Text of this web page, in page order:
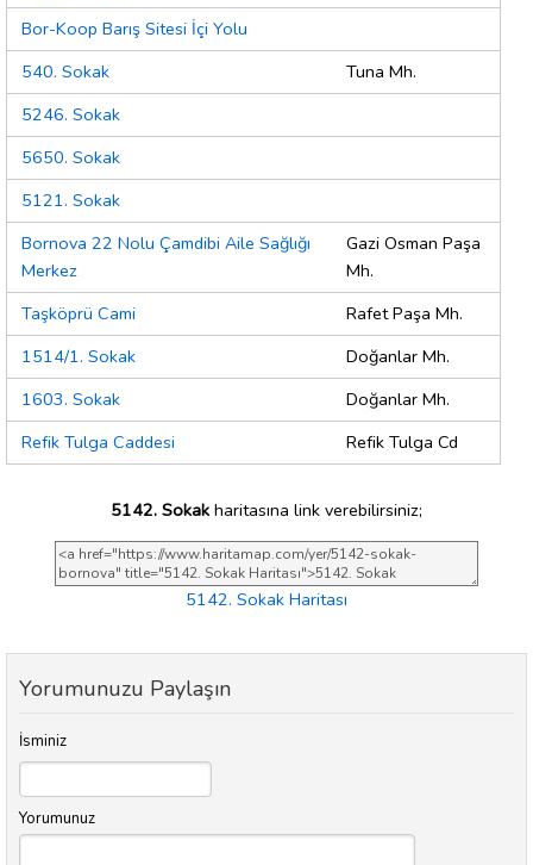
Bor-Koop Barış Sitesi İçi Yolu
540. Sokak
Tuna Mh.
5246. Sokak
5650. Sokak
5121. Sokak
Bornova 22 Nolu Çamdibi Aile Sağlığı
Merkez
Gazi Osman Paşa
Mh.
Taşköprü Cami
Rafet Paşa Mh.
1514/1. Sokak
Doğanlar Mh.
1603. Sokak
Doğanlar Mh.
Refik Tulga Caddesi
Refik Tulga Cd
5142. Sokak haritasına link verebilirsiniz;
5142. Sokak Haritası
Yorumunuzu Paylaşın
İsminiz
Yorumunuz